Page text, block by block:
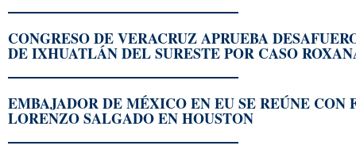
CONGRESO DE VERACRUZ APRUEBA
DE IXHUATLÁN DEL SURESTE POR CASO
EMBAJADOR DE MÉXICO EN EU SE REÚNE CON
LORENZO SALGADO EN HOUSTON